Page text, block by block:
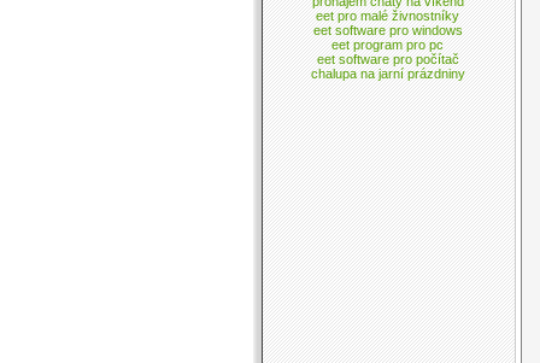
eet pro malé živnostníky
eet software pro windows
eet program pro pc
eet software pro počítač
chalupa na jarní prázdniny